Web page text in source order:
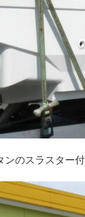
のスラスター